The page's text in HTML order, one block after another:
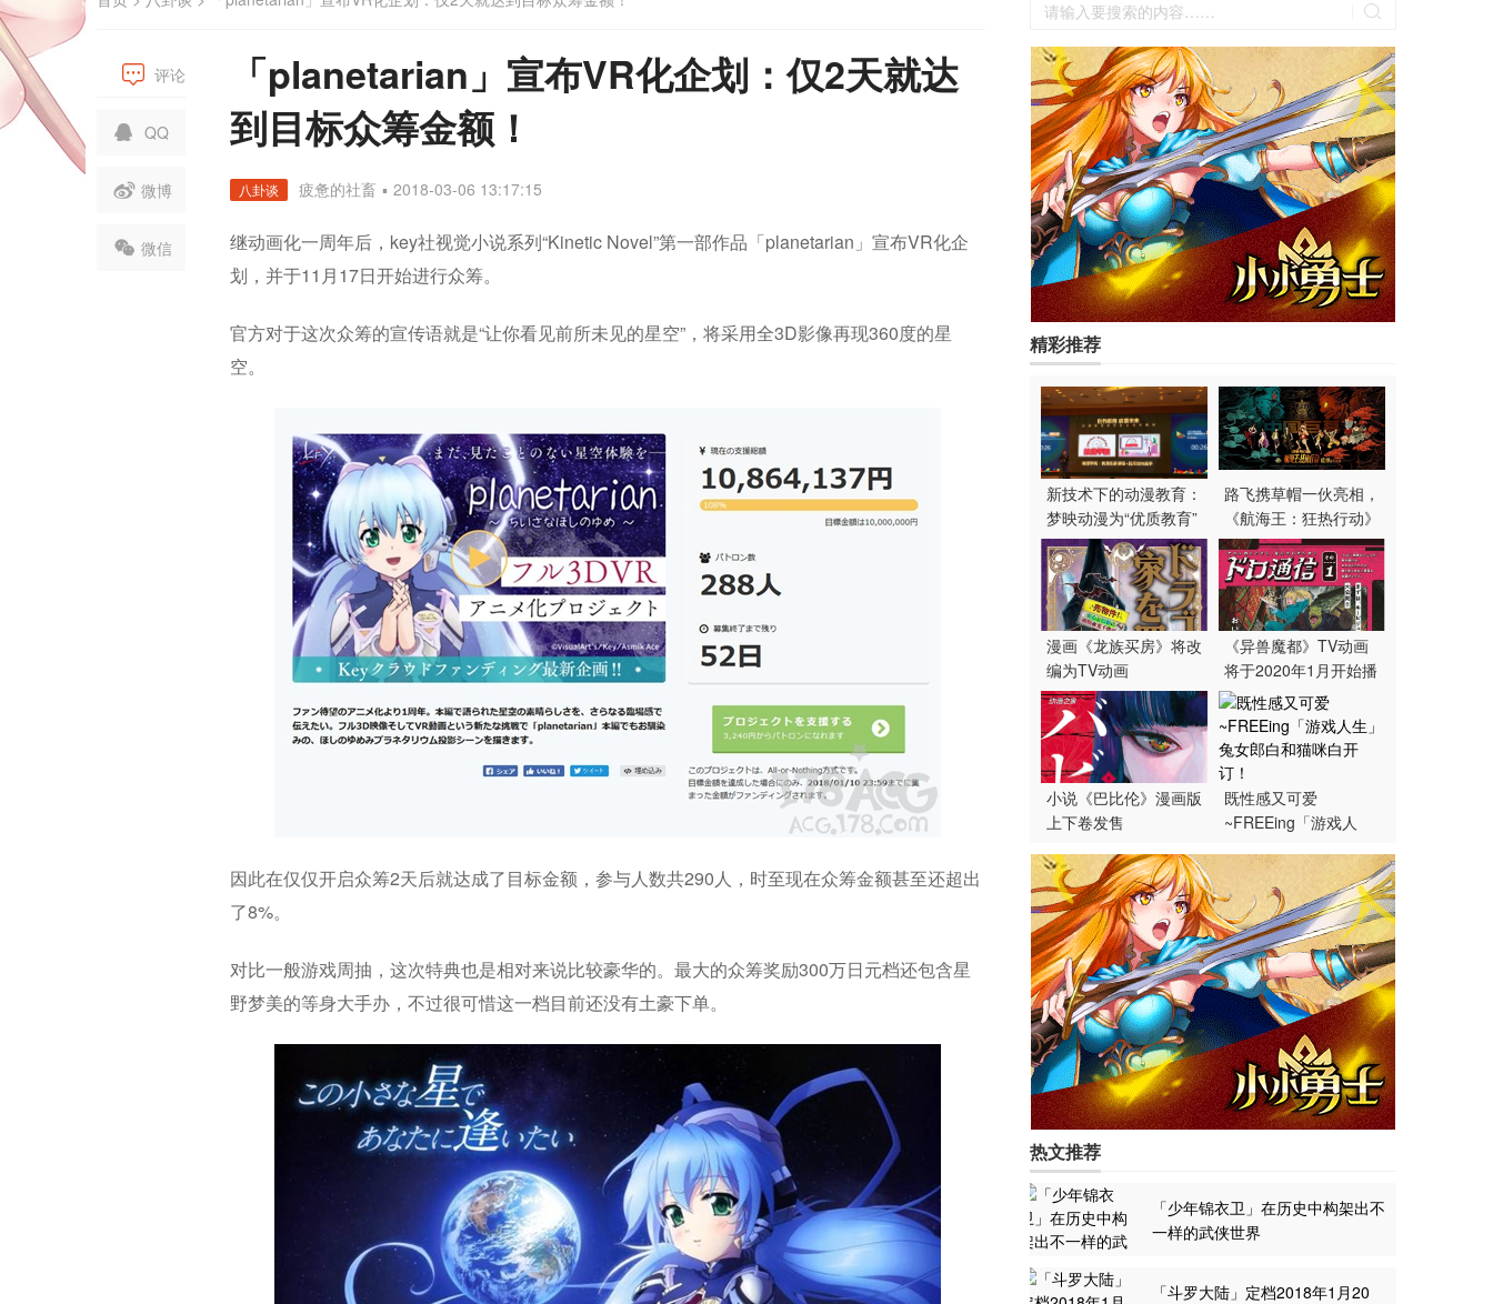
评论
QQ
微博
微信
「planetarian」宣布VR化企划：仅2天就达
到目标众筹金额！
八卦谈 疲惫的社畜 ▪ 2018-03-06 13:17:15
继动画化一周年后，key社视觉小说系列“Kinetic Novel”第一部作品「planetarian」宣布VR化企
划，并于11月17日开始进行众筹。
官方对于这次众筹的宣传语就是“让你看见前所未见的星空”，将采用全3D影像再现360度的星
空。
因此在仅仅开启众筹2天后就达成了目标金额，参与人数共290人，时至现在众筹金额甚至还超出
了8%。
对比一般游戏周抽，这次特典也是相对来说比较豪华的。最大的众筹奖励300万日元档还包含星
野梦美的等身大手办，不过很可惜这一档目前还没有土豪下单。
精彩推荐
新技术下的动漫教育：
梦映动漫为“优质教育”
发声
路飞携草帽一伙亮相，
《航海王：狂热行动》
曝巨幕版海报
漫画《龙族买房》将改
编为TV动画
《异兽魔都》TV动画
将于2020年1月开始播
出
小说《巴比伦》漫画版
上下卷发售
既性感又可爱
~FREEing「游戏人
开订！
热文推荐
「少年锦衣卫」在历史中构架出不
一样的武侠世界
「斗罗大陆」定档2018年1月20